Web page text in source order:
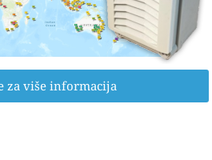
za više informacija